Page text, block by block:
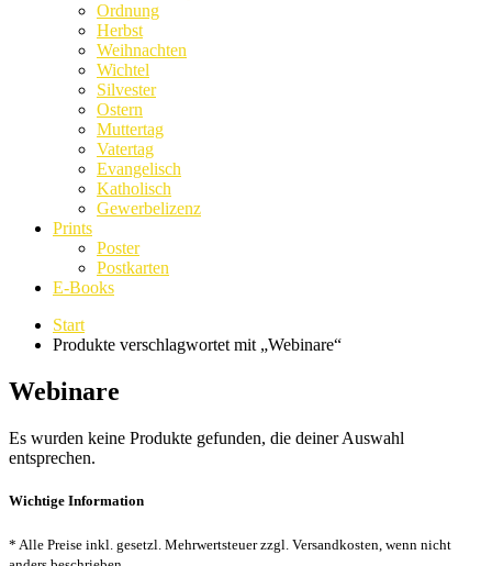
Ordnung
Herbst
Weihnachten
Wichtel
Silvester
Ostern
Muttertag
Vatertag
Evangelisch
Katholisch
Gewerbelizenz
Prints
Poster
Postkarten
E-Books
Start
Produkte verschlagwortet mit „Webinare“
Webinare
Es wurden keine Produkte gefunden, die deiner Auswahl
entsprechen.
Wichtige Information
* Alle Preise inkl. gesetzl. Mehrwertsteuer zzgl. Versandkosten, wenn nicht